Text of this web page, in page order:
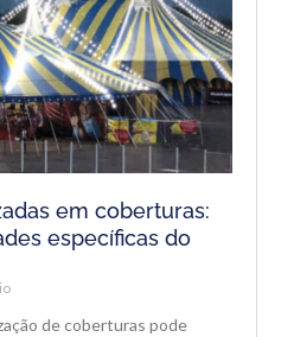
em coberturas:
específicas do
de coberturas pode